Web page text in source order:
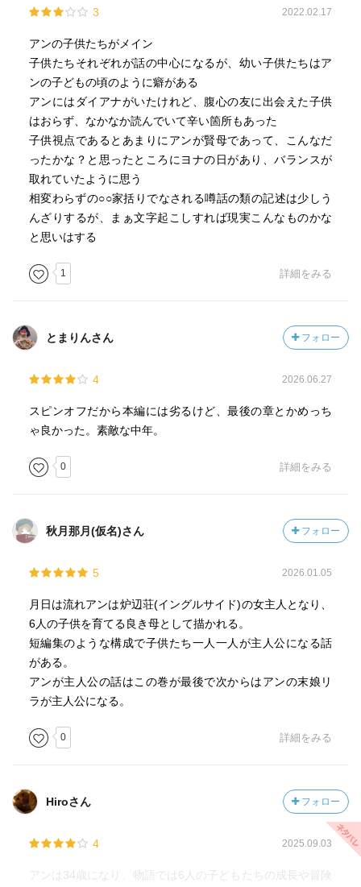
3 2022.02.17
アンの子供たちがメイン
子供たちそれぞれが話の中心になるが、幼い子供たちはア
ンの子どもの頃のように癖がある
アンにはダイアナがいたけれど、腹心の友に出会えた子供
はおらず、なかなか読んでいて辛い箇所もあった
子供視点であるとあまりにアンが賢母であって、こんなだ
ったかな？と思ったところにヨナの日があり、バランスが
取れていたように思う
相変わらずの○○家括りでなされる噂話の類の記述は少しう
んざりするが、まぁ文字起こしすれば現実こんなものかな
と思いはする
1 詳細をみる
とまりんさん フォロー
4 2026.06.27
スピンオフだから本編には劣るけど、最後の章とかめっち
ゃ良かった。素敵な中年。
0 詳細をみる
秋月那月(仮名)さん フォロー
5 2026.01.05
月日は流れアンは炉辺荘(イングルサイド)の女主人となり、
6人の子供を育てる良き母として描かれる。
短編集のような構成で子供たち一人一人が主人公になる話
がある。
アンが主人公の話はこの巻が最後で次からはアンの末娘リ
ラが主人公になる。
0 詳細をみる
Hiroさん フォロー
4 2025.09.03
アンは34歳になり、物語では6人の子どもたちの成長や冒険